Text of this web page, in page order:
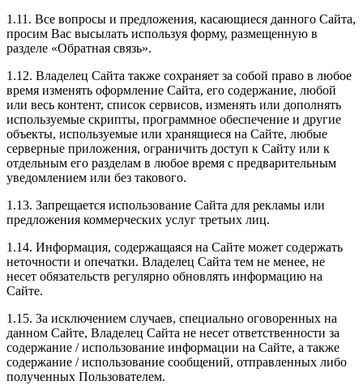
1.11. Все вопросы и предложения, касающиеся данного Сайта,
просим Вас высылать используя форму, размещенную в
разделе «Обратная связь».
1.12. Владелец Сайта также сохраняет за собой право в любое
время изменять оформление Сайта, его содержание, любой
или весь контент, список сервисов, изменять или дополнять
используемые скрипты, программное обеспечение и другие
объекты, используемые или хранящиеся на Сайте, любые
серверные приложения, ограничить доступ к Сайту или к
отдельным его разделам в любое время с предварительным
уведомлением или без такового.
1.13. Запрещается использование Сайта для рекламы или
предложения коммерческих услуг третьих лиц.
1.14. Информация, содержащаяся на Сайте может содержать
неточности и опечатки. Владелец Сайта тем не менее, не
несет обязательств регулярно обновлять информацию на
Сайте.
1.15. За исключением случаев, специально оговоренных на
данном Сайте, Владелец Сайта не несет ответственности за
содержание / использование информации на Сайте, а также
содержание / использование сообщений, отправленных либо
полученных Пользователем.